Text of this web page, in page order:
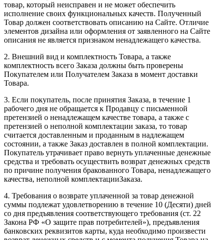
товар, который неисправен и не может обеспечить
исполнение своих функциональных качеств. Полученный
Товар должен соответствовать описанию на Сайте. Отличие
элементов дизайна или оформления от заявленного на Сайте
описания не является признаком ненадлежащего качества.
2. Внешний вид и комплектность Товара, а также
комплектность всего Заказа должны быть проверены
Покупателем или Получателем Заказа в момент доставки
Товара.
3. Если покупатель, после принятия Заказа, в течение 1
рабочего дня не обращается к Продавцу с письменной
претензией о ненадлежащем качестве товара, а также с
претензией о неполной комплектации заказа, то товар
считается доставленным и проданным в надлежащем
состоянии, а также Заказ доставлен в полной комплектации.
Покупатель утрачивает право вернуть уплаченные денежные
средства и требовать осуществить возврат денежных средств
по причине получения бракованного Товара, ненадлежащего
качества, неполной комплектацииЗаказа.
4. Требования о возврате уплаченной за товар денежной
суммы подлежат удовлетворению в течение 10 (Десяти) дней
со дня предъявления соответствующего требования (ст. 22
Закона РФ «О защите прав потребителей»), предъявления
банковских реквизитов карты, куда необходимо произвести